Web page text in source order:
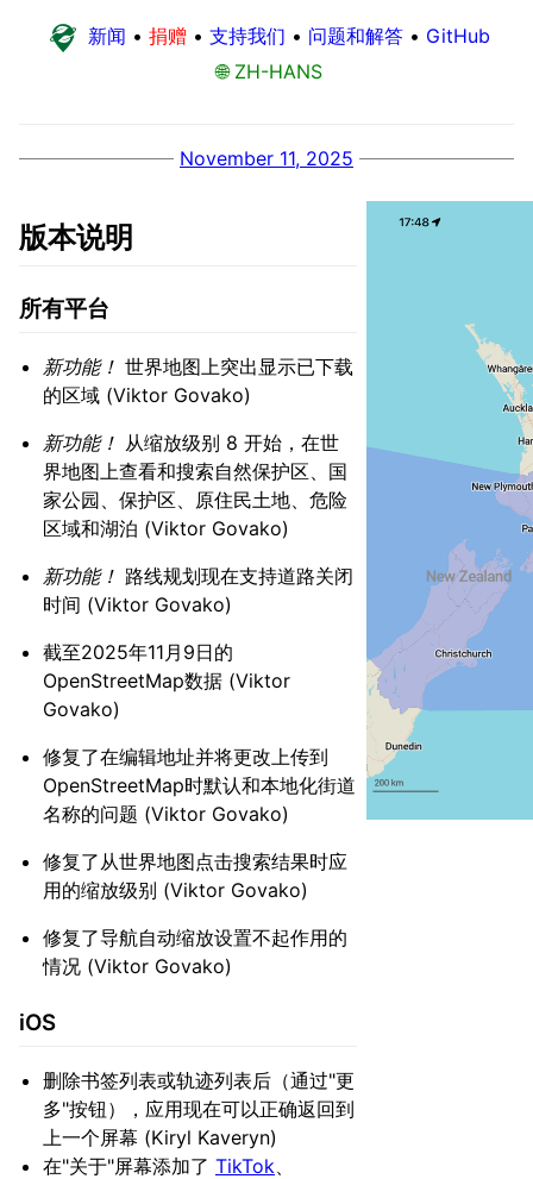
新闻 • 捐赠 • 支持我们 • 问题和解答 • GitHub
🌐 ZH-HANS
November 11, 2025
版本说明
所有平台
新功能！ 世界地图上突出显示已下载
的区域 (Viktor Govako)
新功能！ 从缩放级别 8 开始，在世
界地图上查看和搜索自然保护区、国
家公园、保护区、原住民土地、危险
区域和湖泊 (Viktor Govako)
新功能！ 路线规划现在支持道路关闭
时间 (Viktor Govako)
截至2025年11月9日的
OpenStreetMap数据 (Viktor
Govako)
修复了在编辑地址并将更改上传到
OpenStreetMap时默认和本地化街道
名称的问题 (Viktor Govako)
修复了从世界地图点击搜索结果时应
用的缩放级别 (Viktor Govako)
修复了导航自动缩放设置不起作用的
情况 (Viktor Govako)
iOS
删除书签列表或轨迹列表后（通过"更
多"按钮），应用现在可以正确返回到
上一个屏幕 (Kiryl Kaveryn)
在"关于"屏幕添加了 TikTok、